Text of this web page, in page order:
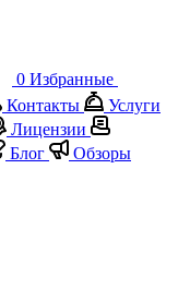
0 Избранные
Контакты
Услуги
Лицензии
Блог
Обзоры